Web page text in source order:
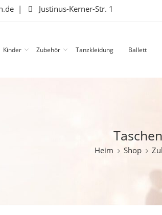
| Justinus-Kerner-Str. 1
Kinder Zubehör Tanzkleidung Ballett
Taschen
Heim Shop